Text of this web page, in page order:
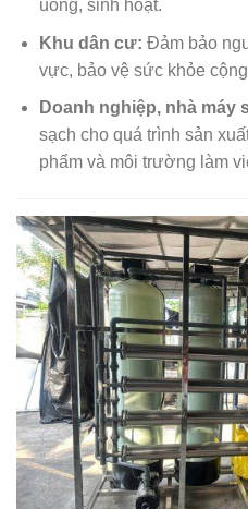
uống, sinh hoạt.
Khu dân cư: Đảm bảo
vực, bảo vệ sức khỏe
Doanh nghiệp, nhà máy
sạch cho quá trình sản
phẩm và môi trường làm